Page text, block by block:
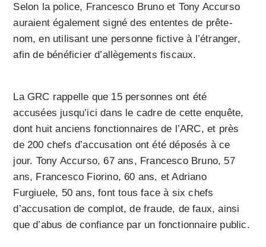
Selon la police, Francesco Bruno et Tony Accurso
auraient également signé des ententes de prête-
nom, en utilisant une personne fictive à l’étranger,
afin de bénéficier d’allègements fiscaux.
La GRC rappelle que 15 personnes ont été
accusées jusqu’ici dans le cadre de cette enquête,
dont huit anciens fonctionnaires de l’ARC, et près
de 200 chefs d’accusation ont été déposés à ce
jour. Tony Accurso, 67 ans, Francesco Bruno, 57
ans, Francesco Fiorino, 60 ans, et Adriano
Furgiuele, 50 ans, font tous face à six chefs
d’accusation de complot, de fraude, de faux, ainsi
que d’abus de confiance par un fonctionnaire public.